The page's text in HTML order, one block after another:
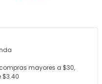
mayores a $30,
$3.40